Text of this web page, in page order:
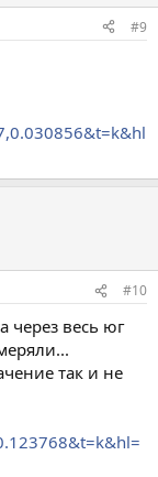
#9
#10
через весь юг
так и не